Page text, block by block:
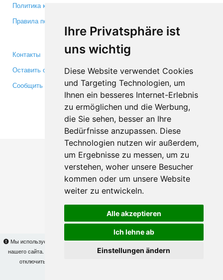
Ihre Privatsphäre ist
uns wichtig
Diese Website verwendet Cookies
und Targeting Technologien, um
Ihnen ein besseres Internet-Erlebnis
zu ermöglichen und die Werbung,
die Sie sehen, besser an Ihre
Bedürfnisse anzupassen. Diese
Technologien nutzen wir außerdem,
um Ergebnisse zu messen, um zu
verstehen, woher unsere Besucher
kommen oder um unsere Website
weiter zu entwickeln.
Alle akzeptieren
Ich lehne ab
Einstellungen ändern
Мы используем cookies для того, чтобы Вы могли использовать весь функционал
нашего сайта. На
Вы сможете узнать подробности и, при желании,
отключить использование cookies. Продолжая пользоваться сайтом, Вы
Политика конфиденциальности
Правила пользования
Медиа
Контакты
Оставить отзыв
Сообщить об ошибке
Facebook
Twitter
YouTube
Google+
Makis© Copyright 2026